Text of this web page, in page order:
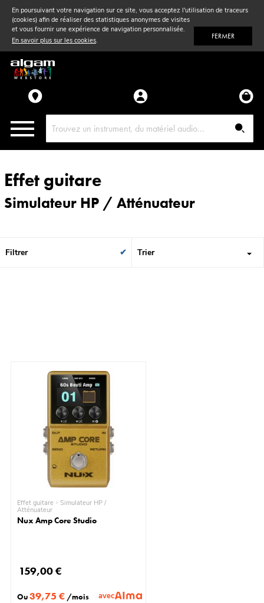
En poursuivant votre navigation sur ce site, vous acceptez l'utilisation de traceurs
(cookies) afin de réaliser des statistiques anonymes de visites
et vous fournir une expérience de navigation personnalisée.
En savoir plus sur les cookies. FERMER
Vent& Violon
Accessoires
Pièces détachées
Effet guitare
Simulateur HP / Atténuateur
Effet guitare - Simulateur HP /
Atténuateur
Nux Amp Core Studio
159,00 €
Ou39,75 € /mois avec
Trier
Filtrer